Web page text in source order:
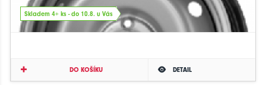
Skladem 4+ ks - do 10.8. u Vás
DO KOŠÍKU DETAIL